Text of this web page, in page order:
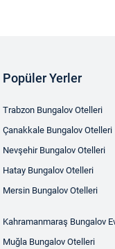
Popüler Yerler
Trabzon Bungalov Otelleri
Çanakkale Bungalov Otelleri
Nevşehir Bungalov Otelleri
Hatay Bungalov Otelleri
Mersin Bungalov Otelleri
Kahramanmaraş Bungalov
Muğla Bungalov Otelleri